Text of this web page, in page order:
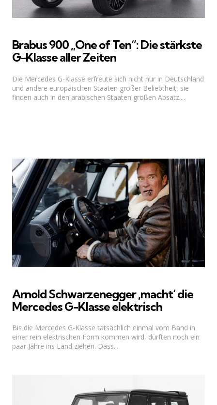
Brabus 900 „One of Ten“: Die stärkste
G-Klasse aller Zeiten
Die Mercedes G-Klasse erfreute sich nicht nur in Deutschland
und andere europäischen Staaten großer Beliebtheit, sie
finden auch in den arabischen Staaten großen Absatz....
Arnold Schwarzenegger ‚macht‘ die
Mercedes G-Klasse elektrisch
Bis die Mercedes G-Klasse tatsächlich einmal vom Band in
einer rein elektrischen Form kommen wird, dürften noch ein
paar Jahre ins Land ziehen. Dass...